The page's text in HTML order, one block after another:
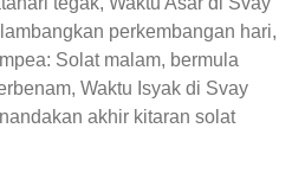
perkembangan hari,
Solat malam, bermula
Waktu Isyak di Svay
akhir kitaran solat